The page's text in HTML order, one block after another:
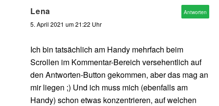
Lena
5. April 2021 um 21:22 Uhr
Ich bin tatsächlich am Handy mehrfach beim
Scrollen im Kommentar-Bereich versehentlich auf
den Antworten-Button gekommen, aber das mag an
mir liegen ;) Und ich muss mich (ebenfalls am
Handy) schon etwas konzentrieren, auf welchen
Antworten